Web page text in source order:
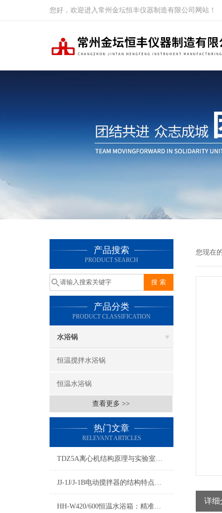
您好，欢迎进入常州金坛恒丰仪器制造有限公司网站！
产品搜索
PRODUCT SEARCH
产品分类
PRODUCT CLASSIFICATION
水浴锅
恒温搅拌水浴锅
恒温水浴锅
查看更多 >>
热门文章
RELEVANT ARTICLES
TDZ5A离心机结构原理与实验室常规应用详解
JJ-1J/J-1B电动搅拌器的结构特点与实验室搅拌应用
HH-W420/600恒温水浴箱：精准控温的实验室恒温解决方案
您现在
详细